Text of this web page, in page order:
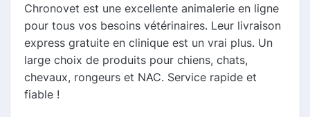
Chronovet est une excellente animalerie en ligne
pour tous vos besoins vétérinaires. Leur livraison
express gratuite en clinique est un vrai plus. Un
large choix de produits pour chiens, chats,
chevaux, rongeurs et NAC. Service rapide et
fiable !